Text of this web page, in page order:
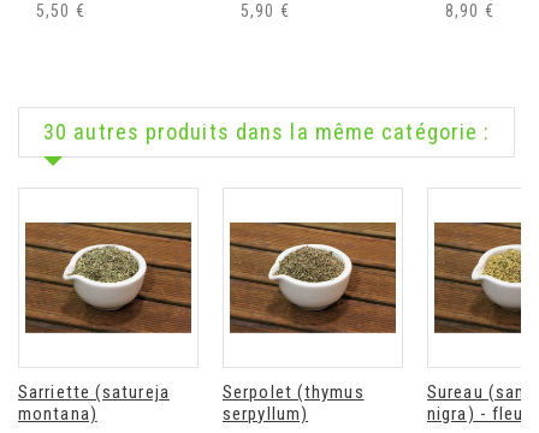
5,50 € 5,90 € 8,90 €
30 autres produits dans la même catégorie :
Sarriette (satureja
montana)
Serpolet (thymus
serpyllum)
Sureau
nigra) - fleurs